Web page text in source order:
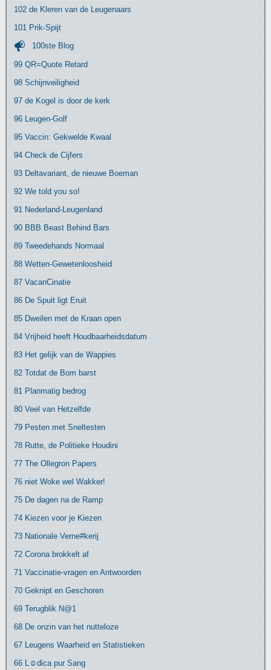
102 de Kleren van de Leugenaars
101 Prik-Spijt
100ste Blog
99 QR=Quote Retard
98 Schijnveiligheid
97 de Kogel is door de kerk
96 Leugen-Golf
95 Vaccin: Gekwelde Kwaal
94 Check de Cijfers
93 Deltavariant, de nieuwe Boeman
92 We told you so!
91 Nederland-Leugenland
90 BBB Beast Behind Bars
89 Tweedehands Normaal
88 Wetten-Gewetenloosheid
87 VacanCinatie
86 De Spuit ligt Eruit
85 Dweilen met de Kraan open
84 Vrijheid heeft Houdbaarheidsdatum
83 Het gelijk van de Wappies
82 Totdat de Bom barst
81 Planmatig bedrog
80 Veel van Hetzelfde
79 Pesten met Sneltesten
78 Rutte, de Politieke Houdini
77 The Ollegron Papers
76 niet Woke wel Wakker!
75 De dagen na de Ramp
74 Kiezen voor je Kiezen
73 Nationale Verne#kerij
72 Corona brokkelt af
71 Vaccinatie-vragen en Antwoorden
70 Geknipt en Geschoren
69 Terugblik N@1
68 De onzin van het nutteloze
67 Leugens Waarheid en Statistieken
66 L☺dica pur Sang